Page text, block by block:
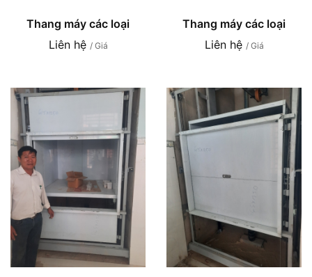
Thang máy các loại
Liên hệ / Giá
Thang máy các loại
Liên hệ / Giá